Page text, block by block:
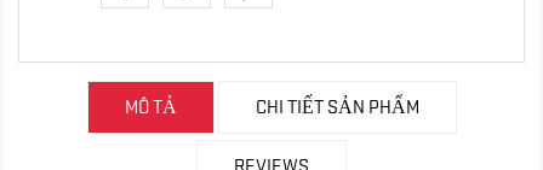
MÔ TẢ CHI TIẾT SẢN PHẨM